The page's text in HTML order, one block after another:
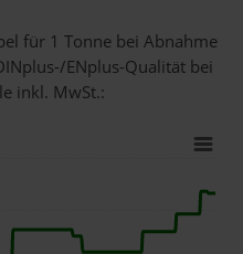
für 1 Tonne bei Abnahme
ENplus-Qualität bei
inkl. MwSt.: